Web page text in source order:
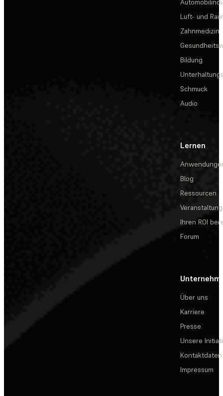
Luft- und
Zahnmedizin
Bildung
Schmuck
Audio
Lernen
Blog
Ressourcen
Ihren ROI
Forum
Über uns
Karriere
Presse
Unsere
Kontaktdaten
Impressum